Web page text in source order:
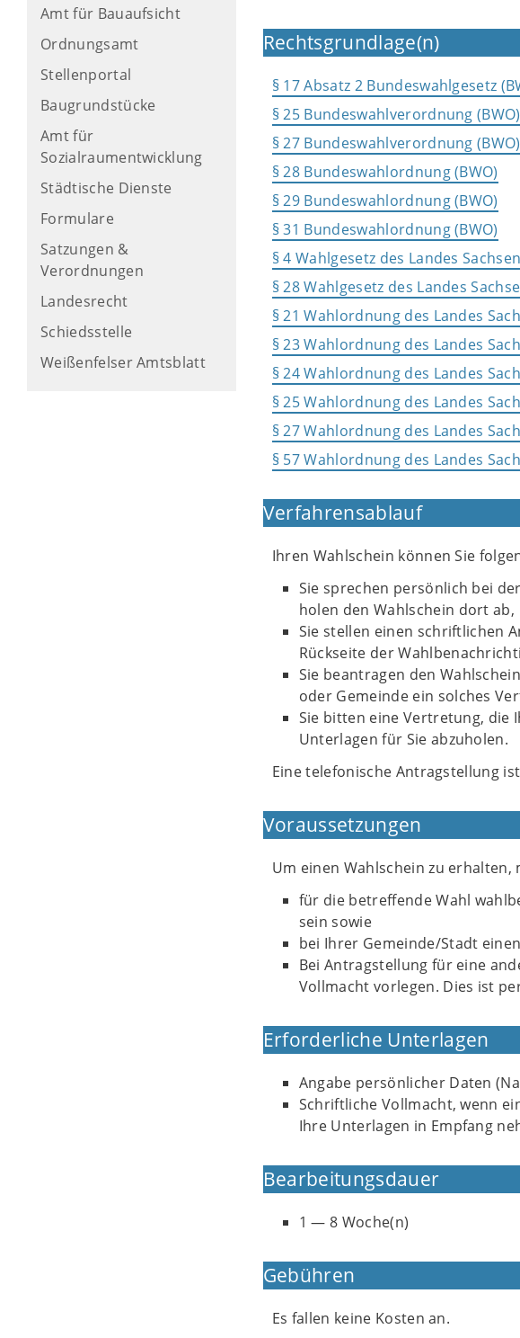
Amt für Bauaufsicht
Ordnungsamt
Stellenportal
Baugrundstücke
Amt für
Sozialraumentwicklung
Städtische Dienste
Formulare
Satzungen &
Verordnungen
Landesrecht
Schiedsstelle
Weißenfelser Amtsblatt
Rechtsgrundlage(n)
§ 17 Absatz 2 Bundeswahlgesetz
§ 25 Bundeswahlverordnung (BWO)
§ 27 Bundeswahlverordnung (BWO)
§ 28 Bundeswahlordnung (BWO)
§ 29 Bundeswahlordnung (BWO)
§ 31 Bundeswahlordnung (BWO)
§ 4 Wahlgesetz des Landes
§ 28 Wahlgesetz des Landes
§ 21 Wahlordnung des Landes
§ 23 Wahlordnung des Landes
§ 24 Wahlordnung des Landes
§ 25 Wahlordnung des Landes
§ 27 Wahlordnung des Landes
§ 57 Wahlordnung des Landes
Verfahrensablauf
Ihren Wahlschein können Sie
Sie sprechen persönlich bei
holen den Wahlschein dort ab,
Sie stellen einen schriftlichen
Rückseite der
Sie beantragen den
oder Gemeinde ein solches
Sie bitten eine Vertretung, die
Unterlagen für Sie abzuholen.
Eine telefonische Antragstellung
Voraussetzungen
Um einen Wahlschein zu erhalten,
für die betreffende Wahl
sein sowie
bei Ihrer Gemeinde/Stadt
Bei Antragstellung für eine
Vollmacht vorlegen. Dies ist
Erforderliche Unterlagen
Angabe persönlicher Daten
Schriftliche Vollmacht, wenn
Ihre Unterlagen in Empfang
Bearbeitungsdauer
1 — 8 Woche(n)
Gebühren
Es fallen keine Kosten an.